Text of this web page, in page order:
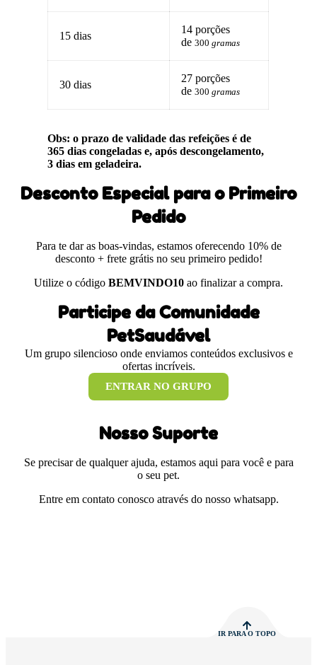
15 dias
14 porções
de300gramas
30 dias
27 porções
de300gramas
Obs: o prazo de validade das refeições é de
365 dias congeladas e, após descongelamento,
3 dias em geladeira.
Desconto Especial para o Primeiro
Pedido
Para te dar as boas-vindas, estamos oferecendo 10% de
desconto + frete grátis no seu primeiro pedido!
Utilize o código BEMVINDO10 ao finalizar a compra.
Participe da Comunidade
PetSaudável
Um grupo silencioso onde enviamos conteúdos exclusivos e
ofertas incríveis.
ENTRAR NO GRUPO
Nosso Suporte
Se precisar de qualquer ajuda, estamos aqui para você e para
o seu pet.
Entre em contato conosco através do nosso whatsapp.
IR PARA O TOPO